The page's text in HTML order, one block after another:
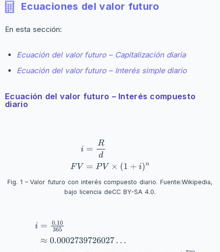
Ecuaciones del valor futuro
En esta sección:
Ecuación del valor futuro – Capitalización diaria
Ecuación del valor futuro – Interés simple diario
Ecuación del valor futuro – Interés compuesto
diario
Fig. 1 – Valor futuro con interés compuesto diario. Fuente:Wikipedia,
bajo licencia deCC BY-SA 4.0.